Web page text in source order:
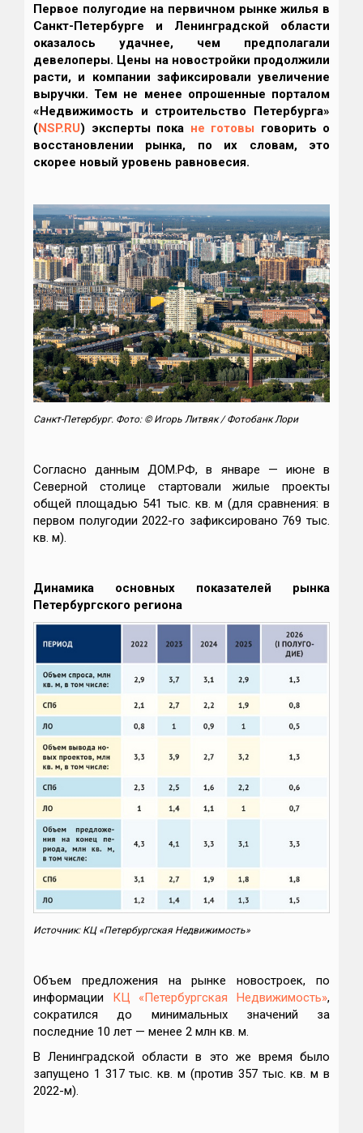
Первое полугодие на первичном рынке жилья в
Санкт-Петербурге и Ленинградской области
оказалось удачнее, чем предполагали
девелоперы. Цены на новостройки продолжили
расти, и компании зафиксировали увеличение
выручки. Тем не менее опрошенные порталом
«Недвижимость и строительство Петербурга»
(NSP.RU) эксперты пока не готовы говорить о
восстановлении рынка, по их словам, это
скорее новый уровень равновесия.
Санкт-Петербург. Фото: © Игорь Литвяк / Фотобанк Лори
Согласно данным ДОМ.РФ, в январе — июне в
Северной столице стартовали жилые проекты
общей площадью 541 тыс. кв. м (для сравнения: в
первом полугодии 2022-го зафиксировано 769 тыс.
кв. м).
Динамика основных показателей рынка
Петербургского региона
Источник: КЦ «Петербургская Недвижимость»
Объем предложения на рынке новостроек, по
информации КЦ «Петербургская Недвижимость»,
сократился до минимальных значений за
последние 10 лет — менее 2 млн кв. м.
В Ленинградской области в это же время было
запущено 1 317 тыс. кв. м (против 357 тыс. кв. м в
2022-м).